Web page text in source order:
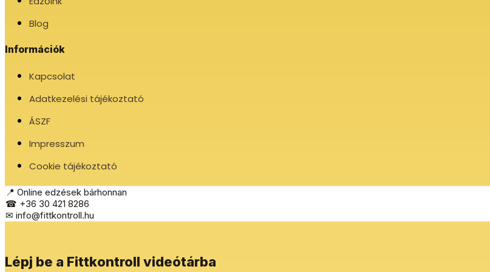
Blog
Információk
Kapcsolat
Adatkezelési tájékoztató
ÁSZF
Impresszum
Cookie tájékoztató
📍 Online edzések bárhonnan
☎ +36 30 421 8286
✉ info@fittkontroll.hu
Lépj be a Fittkontroll videótárba